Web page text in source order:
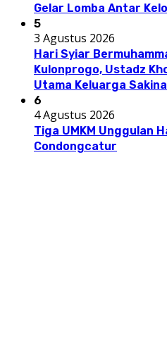
Gelar Lomba Antar
5
3 Agustus 2026
Hari Syiar
Kulonprogo, Ustadz
Utama Keluarga
6
4 Agustus 2026
Tiga UMKM Unggulan
Condongcatur